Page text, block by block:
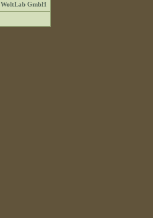
WoltLab GmbH